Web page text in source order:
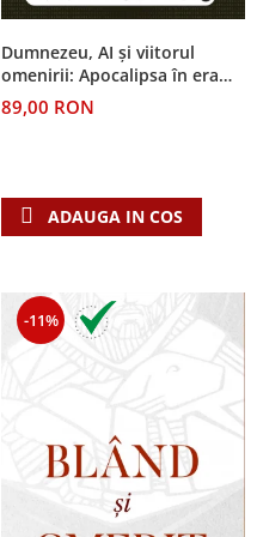
Dumnezeu, AI și viitorul
omenirii: Apocalipsa în era
inteligenței artificiale
89,00 RON
ADAUGA IN COS
-11%